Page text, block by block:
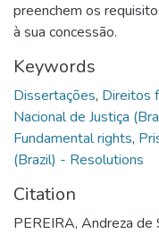
preenchem os
à sua concessão.
Keywords
Dissertações, Direitos
Nacional de Justiça
Fundamental rights,
(Brazil) - Resolutions
Citation
PEREIRA, Andreza de